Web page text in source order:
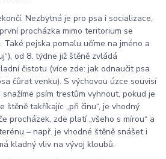
Nezbytná je pro psa i socializace,
procházka mimo teritorium se
pejska pomalu učíme na jméno a
od 8. týdne již štěně zvládá
čistotu (více zde: jak odnaučit psa
čůrat venku). S výchovou úzce souvisí
psím trestům vyhnout, pokud je
takříkajíc „při činu“, je vhodný
procházek, zde platí „všeho s mírou“ a
– např. je vhodné štěně snášet i
kladný vliv na vývoj kloubů.